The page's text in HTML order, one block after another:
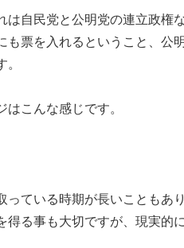
は自民党と公明党の連立政権
も票を入れるということ、公
はこんな感じです。
っている時期が長いこともあ
得る事も大切ですが、現実的